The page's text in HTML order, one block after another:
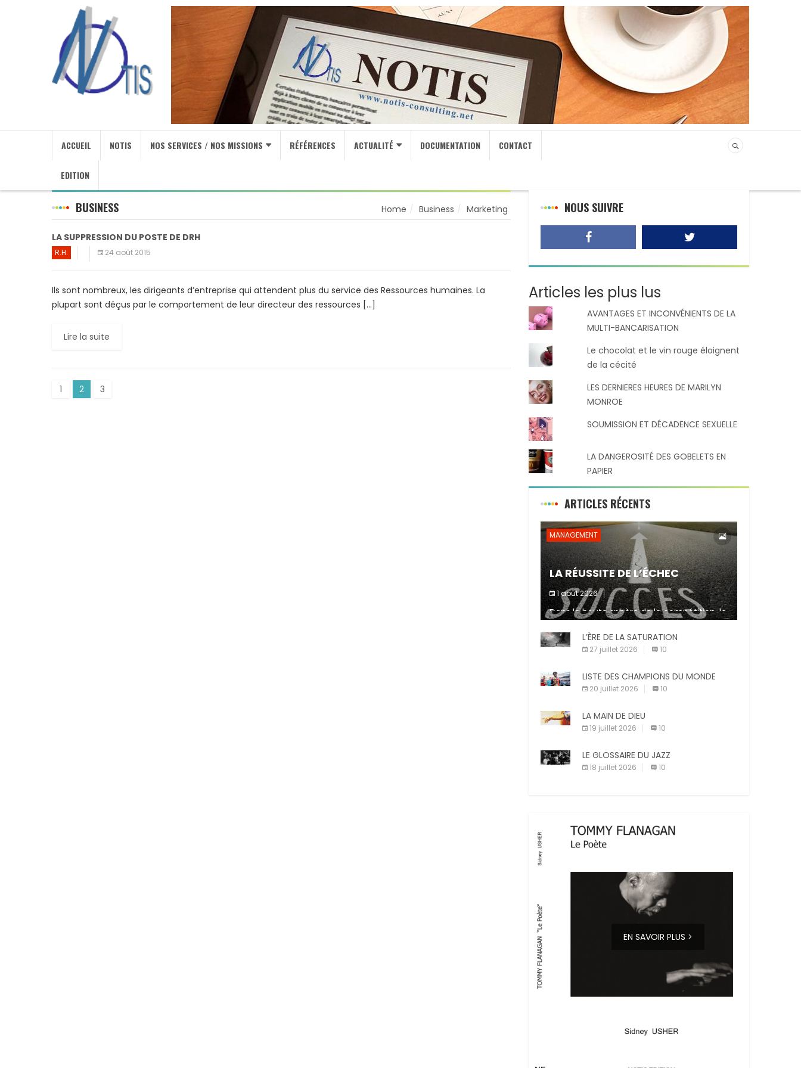
ACCUEIL NOTIS NOS SERVICES / NOS MISSIONS RÉFÉRENCES ACTUALITÉ DOCUMENTATION CONTACT
EDITION
BUSINESS Home Business Marketing
LA SUPPRESSION DU POSTE DE DRH
R.H. 24 août 2015
Ils sont nombreux, les dirigeants d’entreprise qui attendent plus du service des Ressources humaines. La
plupart sont déçus par le comportement de leur directeur des ressources […]
Lire la suite
1 2 3
NOUS SUIVRE
Articles les plus lus
AVANTAGES ET INCONVÉNIENTS DE LA
MULTI-BANCARISATION
Le chocolat et le vin rouge éloignent
de la cécité
LES DERNIERES HEURES DE MARILYN
MONROE
SOUMISSION ET DÉCADENCE SEXUELLE
LA DANGEROSITÉ DES GOBELETS EN
PAPIER
ARTICLES RÉCENTS
MANAGEMENT
LA RÉUSSITE DE L’ÉCHEC
1 août 2026
Dans la haute sphère de la compétition, le
fait de ne pas atteindre un objectif est un
signe d’incompétence et une source de
sanctions diverses (avertissement, […]
L’ÈRE DE LA SATURATION
27 juillet 2026 10
LISTE DES CHAMPIONS DU MONDE
20 juillet 2026 10
LA MAIN DE DIEU
19 juillet 2026 10
LE GLOSSAIRE DU JAZZ
18 juillet 2026 10
EN SAVOIR PLUS >